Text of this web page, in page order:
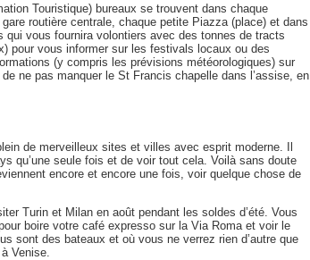
Touristique) bureaux se trouvent dans chaque
routière centrale, chaque petite Piazza (place) et dans
vous fournira volontiers avec des tonnes de tracts
pour vous informer sur les festivals locaux ou des
(y compris les prévisions météorologiques) sur
ne pas manquer le St Francis chapelle dans l’assise, en
de merveilleux sites et villes avec esprit moderne. Il
qu’une seule fois et de voir tout cela. Voilà sans doute
encore et encore une fois, voir quelque chose de
Turin et Milan en août pendant les soldes d’été. Vous
boire votre café expresso sur la Via Roma et voir le
sont des bateaux et où vous ne verrez rien d’autre que
Venise.